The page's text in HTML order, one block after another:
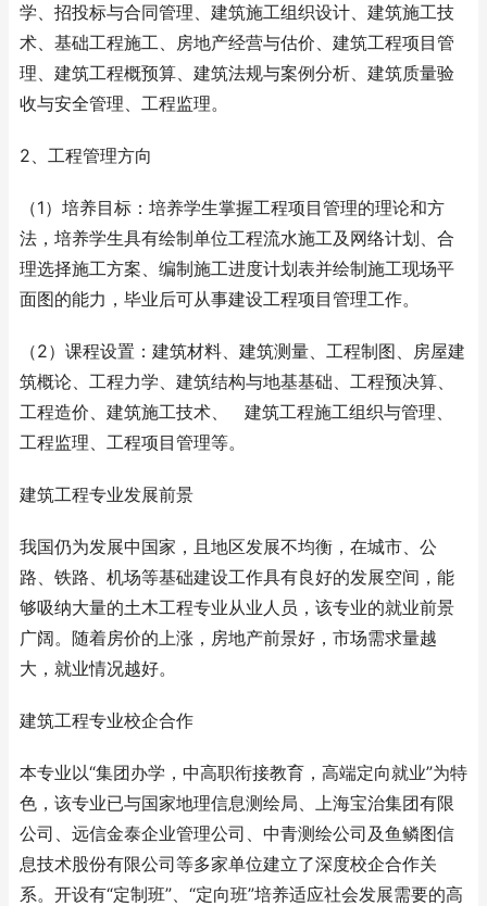
学、招投标与合同管理、建筑施工组织设计、建筑施工技
术、基础工程施工、房地产经营与估价、建筑工程项目管
理、建筑工程概预算、建筑法规与案例分析、建筑质量验
收与安全管理、工程监理。
2、工程管理方向
（1）培养目标：培养学生掌握工程项目管理的理论和方
法，培养学生具有绘制单位工程流水施工及网络计划、合
理选择施工方案、编制施工进度计划表并绘制施工现场平
面图的能力，毕业后可从事建设工程项目管理工作。
（2）课程设置：建筑材料、建筑测量、工程制图、房屋建
筑概论、工程力学、建筑结构与地基基础、工程预决算、
工程造价、建筑施工技术、 建筑工程施工组织与管理、
工程监理、工程项目管理等。
建筑工程专业发展前景
我国仍为发展中国家，且地区发展不均衡，在城市、公
路、铁路、机场等基础建设工作具有良好的发展空间，能
够吸纳大量的土木工程专业从业人员，该专业的就业前景
广阔。随着房价的上涨，房地产前景好，市场需求量越
大，就业情况越好。
建筑工程专业校企合作
本专业以“集团办学，中高职衔接教育，高端定向就业”为特
色，该专业已与国家地理信息测绘局、上海宝治集团有限
公司、远信金泰企业管理公司、中青测绘公司及鱼鳞图信
息技术股份有限公司等多家单位建立了深度校企合作关
系。开设有“定制班”、“定向班”培养适应社会发展需要的高